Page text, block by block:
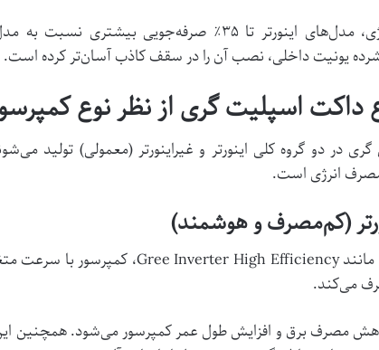
از نظر مصرف انرژی، مدل‌های اینورتر تا ۳۵٪ صرفه‌جویی
یونیت داخلی، نصب آن را در سقف کاذب آسان‌تر کرده است.
داکت اسپلیت گری از نظر نوع
در دو گروه کلی اینورتر و غیراینورتر (معمولی) تولید
انرژی است.
(کم‌مصرف و هوشمند)
مانندGree Inverter High Efficiency، کمپرسور با سرعت
می‌کند.
مصرف برق و افزایش طول عمر کمپرسور می‌شود. همچنین